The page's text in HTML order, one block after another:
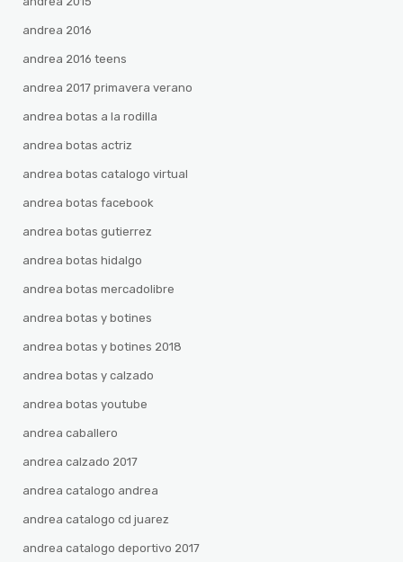
andrea 2016
andrea 2016 teens
andrea 2017 primavera verano
andrea botas a la rodilla
andrea botas actriz
andrea botas catalogo virtual
andrea botas facebook
andrea botas gutierrez
andrea botas hidalgo
andrea botas mercadolibre
andrea botas y botines
andrea botas y botines 2018
andrea botas y calzado
andrea botas youtube
andrea caballero
andrea calzado 2017
andrea catalogo andrea
andrea catalogo cd juarez
andrea catalogo deportivo 2017